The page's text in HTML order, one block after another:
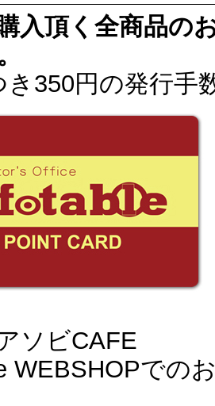
入頂く全商品の
350円の発行手
ソビCAFE
WEBSHOPでの